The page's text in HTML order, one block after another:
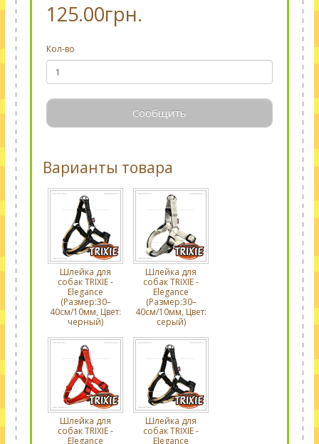
125.00грн.
Кол-во
Сообщить
Варианты товара
Шлейка для
собак TRIXIE -
Elegance
(Размер:30–
40см/10мм, Цвет:
черный)
Шлейка для
собак TRIXIE -
Elegance
(Размер:30–
40см/10мм, Цвет:
серый)
Шлейка для
собак TRIXIE -
Elegance
Шлейка для
собак TRIXIE -
Elegance